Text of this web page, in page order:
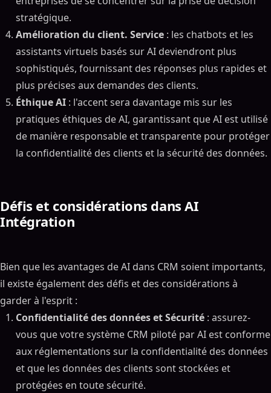
stratégique.
Amélioration du client. Service : les chatbots et les
assistants virtuels basés sur AI deviendront plus
sophistiqués, fournissant des réponses plus rapides et
plus précises aux demandes des clients.
Éthique AI : l'accent sera davantage mis sur les
pratiques éthiques de AI, garantissant que AI est utilisé
de manière responsable et transparente pour protéger
la confidentialité des clients et la sécurité des données.
Défis et considérations dans AI
Intégration
Bien que les avantages de AI dans CRM soient importants,
il existe également des défis et des considérations à
garder à l'esprit :
Confidentialité des données et Sécurité : assurez-
vous que votre système CRM piloté par AI est conforme
aux réglementations sur la confidentialité des données
et que les données des clients sont stockées et
protégées en toute sécurité.